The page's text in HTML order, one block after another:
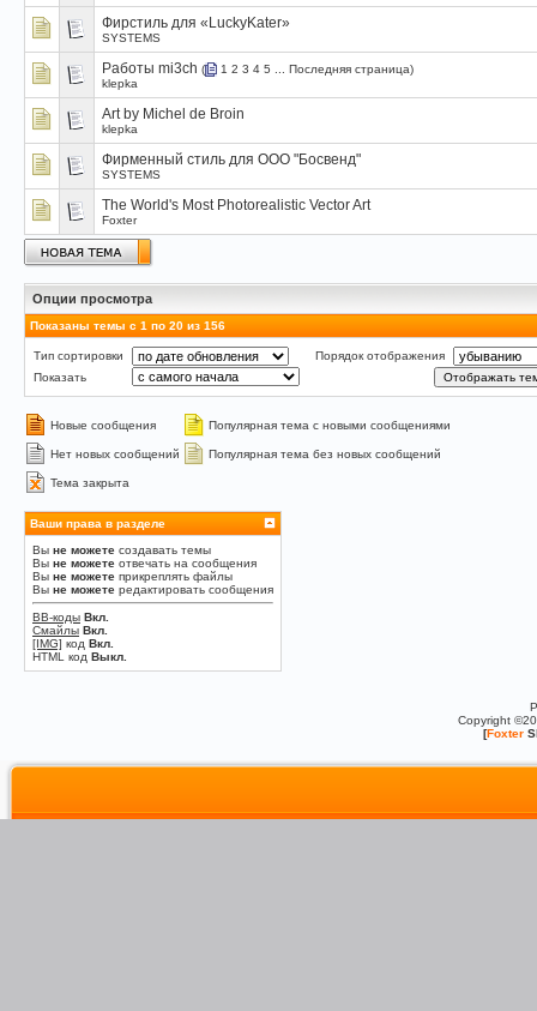
Фирстиль для «LuckyKater»
SYSTEMS
Работы mi3ch ( 1 2 3 4 5 Последняя страница)
klepka
Art by Michel de Broin
klepka
Фирменный стиль для ООО "Босвенд"
SYSTEMS
The World's Most Photorealistic Vector Art
Foxter
Опции просмотра
Показаны темы с 1 по 20 из 156
Тип сортировки
Порядок отображения
Показать
Новые сообщения Популярная тема с новыми сообщениями
Нет новых сообщений Популярная тема без новых сообщений
Тема закрыта
Ваши права в разделе
Вы не можете создавать темы
Вы не можете отвечать на сообщения
Вы не можете прикреплять файлы
Вы не можете редактировать сообщения
BB-коды Вкл.
Смайлы Вкл.
[IMG] код Вкл.
HTML код Выкл.
Copyright
[Foxter